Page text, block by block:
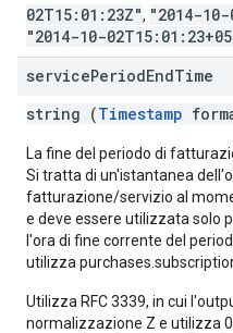
02T15:01:23Z", "2014-10-
"2014-10-
servicePeriodEndTime
string (Timestamp
La fine del periodo di
Si tratta di un'istantanea
fatturazione/servizio al
e deve essere utilizzata solo
l'ora di fine corrente del
utilizza
Utilizza RFC 3339, in cui
normalizzazione Z e utilizza